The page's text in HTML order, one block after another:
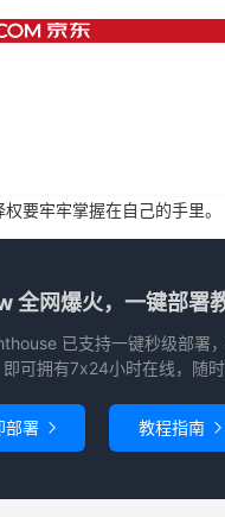
权要牢牢掌握在自己的手里。
全网爆火，一键部署教
已支持一键秒级部署
可拥有7x24小时在线，随时
部署  教程指南 